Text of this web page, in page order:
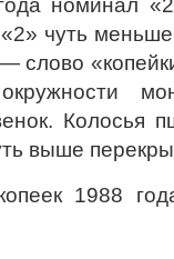
номинал
чуть
слово
Колосья
выше
1988